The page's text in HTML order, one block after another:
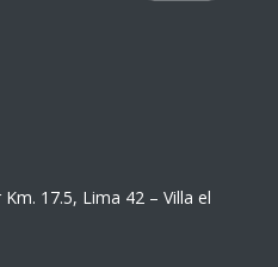
17.5, Lima 42 – Villa el